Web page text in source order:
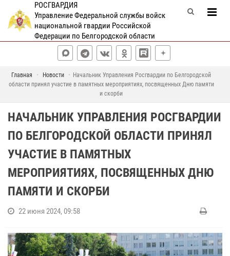
РОСГВАРДИЯ
Управление Федеральной службы войск
национальной гвардии Российской
Федерации по Белгородской области
Главная Новости
Начальник Управления Росгвардии по Белгородской
области принял участие в памятных мероприятиях, посвященных Дню памяти
и скорби
НАЧАЛЬНИК УПРАВЛЕНИЯ РОСГВАРДИИ
ПО БЕЛГОРОДСКОЙ ОБЛАСТИ ПРИНЯЛ
УЧАСТИЕ В ПАМЯТНЫХ
МЕРОПРИЯТИЯХ, ПОСВЯЩЕННЫХ ДНЮ
ПАМЯТИ И СКОРБИ
22 июня 2024, 09:58